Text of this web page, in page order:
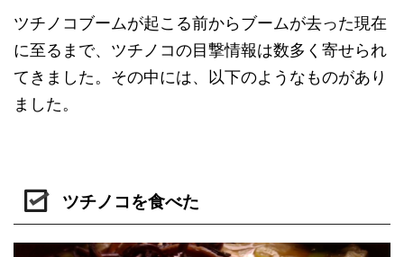
ツチノコブームが起こる前からブームが去った現在
に至るまで、ツチノコの目撃情報は数多く寄せられ
てきました。その中には、以下のようなものがあり
ました。
ツチノコを食べた